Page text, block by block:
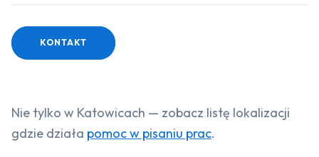
KONTAKT
Nie tylko w Katowicach — zobacz listę lokalizacji
gdzie działa pomoc w pisaniu prac.